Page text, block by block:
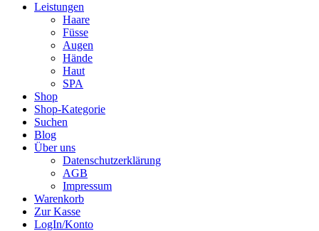
Leistungen
Haare
Füsse
Augen
Hände
Haut
SPA
Shop
Shop-Kategorie
Suchen
Blog
Über uns
Datenschutzerklärung
AGB
Impressum
Warenkorb
Zur Kasse
LogIn/Konto